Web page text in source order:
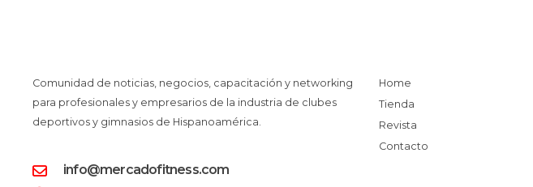
Comunidad de noticias, negocios, capacitación y networking
para profesionales y empresarios de la industria de clubes
deportivos y gimnasios de Hispanoamérica.
info@mercadofitness.com
Home
Tienda
Revista
Contacto